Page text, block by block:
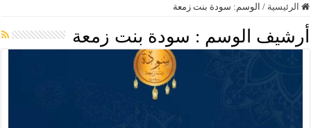
الرئيسية / الوسم: سودة بنت زمعة
أرشيف الوسم : سودة بنت زمعة